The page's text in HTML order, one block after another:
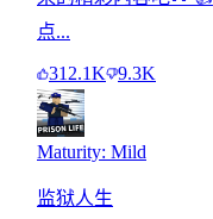
点...
312.1K 9.3K
Maturity: Mild
监狱人生